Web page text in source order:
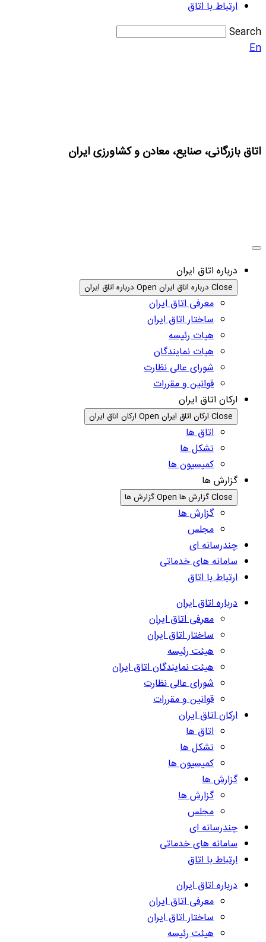
ارتباط با اتاق
Search
En
اتاق بازرگانی، صنایع، معادن و کشاورزی ایران
درباره اتاق ایران
Close درباره اتاق ایران Open درباره اتاق ایران
معرفی اتاق ایران
ساختار اتاق ایران
هیات رئیسه
هیات نمایندگان
شورای عالی نظارت
قوانین و مقررات
ارکان اتاق ایران
Close ارکان اتاق ایران Open ارکان اتاق ایران
اتاق ها
تشکل ها
کمیسیون ها
گزارش ها
Close گزارش ها Open گزارش ها
گزارش ها
مجلس
چندرسانه ای
سامانه های خدماتی
ارتباط با اتاق
درباره اتاق ایران
معرفی اتاق ایران
ساختار اتاق ایران
هیئت رئیسه
هیئت نمایندگان اتاق ایران
شورای عالی نظارت
قوانین و مقررات
ارکان اتاق ایران
اتاق ها
تشکل ها
کمیسیون ها
گزارش ها
گزارش ها
مجلس
چندرسانه ای
سامانه های خدماتی
ارتباط با اتاق
درباره اتاق ایران
معرفی اتاق ایران
ساختار اتاق ایران
هیئت رئیسه